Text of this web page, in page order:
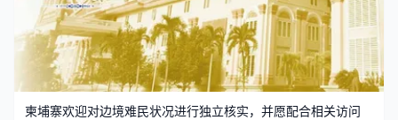
柬埔寨欢迎对边境难民状况进行独立核实，并愿配合相关访问